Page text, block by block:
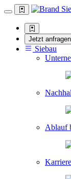
Jetzt anfragen
Siebau
Ablauf